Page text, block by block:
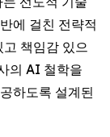
에 걸친 전략적
책임감 있으
의 AI 철학을
하도록 설계된